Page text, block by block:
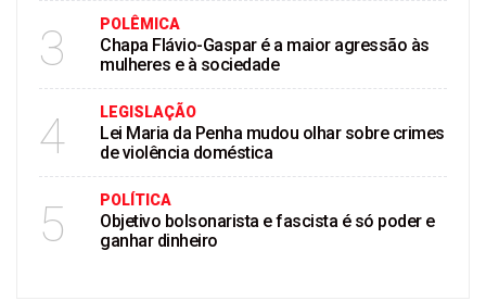
3 POLÊMICA
Chapa Flávio-Gaspar é a maior agressão às
mulheres e à sociedade
4 LEGISLAÇÃO
Lei Maria da Penha mudou olhar sobre crimes
de violência doméstica
5 POLÍTICA
Objetivo bolsonarista e fascista é só poder e
ganhar dinheiro